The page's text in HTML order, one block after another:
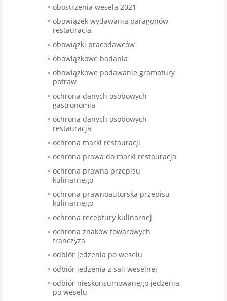
obostrzenia wesela 2021
obowiązek wydawania paragonów
restauracja
obowiązki pracodawców
obowiązkowe badania
obowiązkowe podawanie gramatury
potraw
ochrona danych osobowych
gastronomia
ochrona danych osobowych
restauracja
ochrona marki restauracji
ochrona prawa do marki restauracja
ochrona prawna przepisu
kulinarnego
ochrona prawnoautorska przepisu
kulinarnego
ochrona receptury kulinarnej
ochrona znaków towarowych
franczyza
odbiór jedzenia po weselu
odbiór jedzenia z sali weselnej
odbiór nieskonsumowanego jedzenia
po weselu